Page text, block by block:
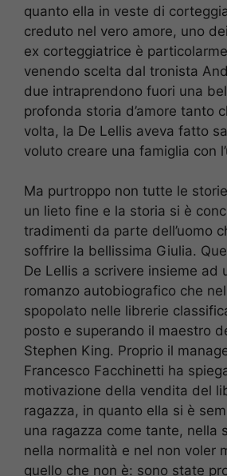
quanto ella in veste di
creduto nel vero amore, uno
ex corteggiatrice è
venendo scelta dal tronista
due intraprendono fuori una
profonda storia d’amore tanto
volta, la De Lellis aveva fatto
voluto creare una famiglia con
Ma purtroppo non tutte le
un lieto fine e la storia si è
tradimenti da parte dell’uomo
soffrire la bellissima Giulia.
De Lellis a scrivere insieme ad
romanzo autobiografico che
spopolato nelle librerie
posto e superando il maestro
Stephen King. Proprio il
Francesco Facchinetti ha
motivazione della vendita del
ragazza, in quanto ella si è
una ragazza come tante, nella
nella normalità e nel non voler
quello che non è: sono state